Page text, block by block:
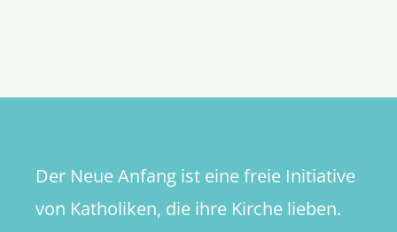
in
Der Neue Anfang ist eine freie Initiative
von Katholiken, die ihre Kirche lieben.